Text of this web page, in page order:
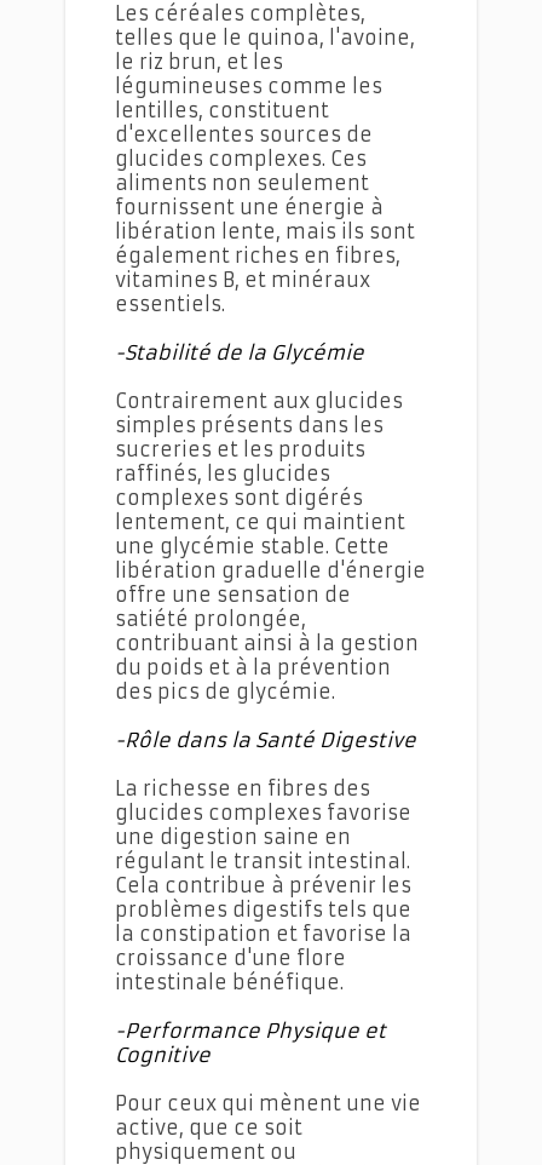
Les céréales complètes,
telles que le quinoa, l'avoine,
le riz brun, et les
légumineuses comme les
lentilles, constituent
d'excellentes sources de
glucides complexes. Ces
aliments non seulement
fournissent une énergie à
libération lente, mais ils sont
également riches en fibres,
vitamines B, et minéraux
essentiels.
-Stabilité de la Glycémie
Contrairement aux glucides
simples présents dans les
sucreries et les produits
raffinés, les glucides
complexes sont digérés
lentement, ce qui maintient
une glycémie stable. Cette
libération graduelle d'énergie
offre une sensation de
satiété prolongée,
contribuant ainsi à la gestion
du poids et à la prévention
des pics de glycémie.
-Rôle dans la Santé Digestive
La richesse en fibres des
glucides complexes favorise
une digestion saine en
régulant le transit intestinal.
Cela contribue à prévenir les
problèmes digestifs tels que
la constipation et favorise la
croissance d'une flore
intestinale bénéfique.
-Performance Physique et
Cognitive
Pour ceux qui mènent une vie
active, que ce soit
physiquement ou